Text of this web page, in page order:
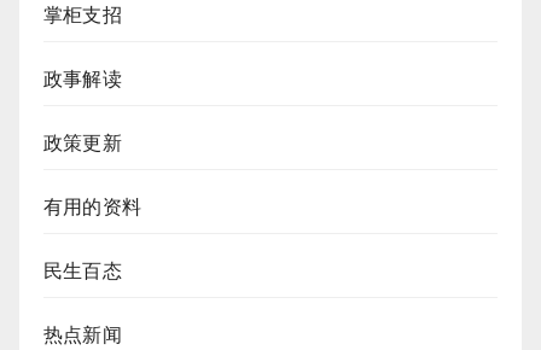
掌柜支招
政事解读
政策更新
有用的资料
民生百态
热点新闻